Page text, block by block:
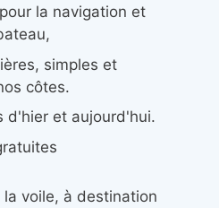
la navigation et
simples et
côtes.
d'hier et aujourd'hui.
voile, à destination